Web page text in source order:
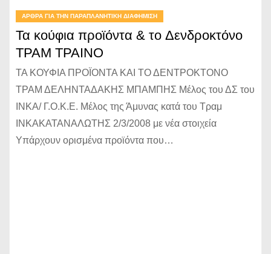
ΆΡΘΡΑ ΓΙΑ ΤΗΝ ΠΑΡΑΠΛΑΝΗΤΙΚΉ ΔΙΑΦΉΜΙΣΗ
Τα κούφια προϊόντα & το Δενδροκτόνο
ΤΡΑΜ ΤΡΑΙΝΟ
ΤΑ ΚΟΥΦΙΑ ΠΡΟΪΟΝΤΑ ΚΑΙ ΤΟ ΔΕΝΤΡΟΚΤΟΝΟ
ΤΡΑΜ ΔΕΛΗΝΤΑΔΑΚΗΣ ΜΠΑΜΠΗΣ Μέλος του ΔΣ του
ΙΝΚΑ/ Γ.Ο.Κ.Ε. Μέλος της Άμυνας κατά του Τραμ
ΙΝΚΑΚΑΤΑΝΑΛΩΤΗΣ 2/3/2008 με νέα στοιχεία
Υπάρχουν ορισμένα προϊόντα που…